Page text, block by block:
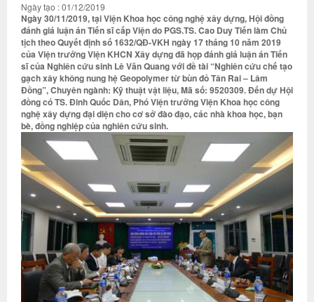
Ngày tạo : 01/12/2019
Ngày 30/11/2019, tại Viện Khoa học công nghệ xây dựng, Hội đồng
đánh giá luận án Tiến sĩ cấp Viện do PGS.TS. Cao Duy Tiến làm Chủ
tịch theo Quyết định số 1632/QĐ-VKH ngày 17 tháng 10 năm 2019
của Viện trưởng Viện KHCN Xây dựng đã họp đánh giá luận án Tiến
sĩ của Nghiên cứu sinh Lê Văn Quang với đề tài “Nghiên cứu chế tạo
gạch xây không nung hệ Geopolymer từ bùn đỏ Tân Rai – Lâm
Đồng”, Chuyên ngành: Kỹ thuật vật liệu, Mã số: 9520309. Đến dự Hội
đồng có TS. Đinh Quốc Dân, Phó Viện trưởng Viện Khoa học công
nghệ xây dựng đại diện cho cơ sở đào đạo, các nhà khoa học, bạn
bè, đồng nghiệp của nghiên cứu sinh.